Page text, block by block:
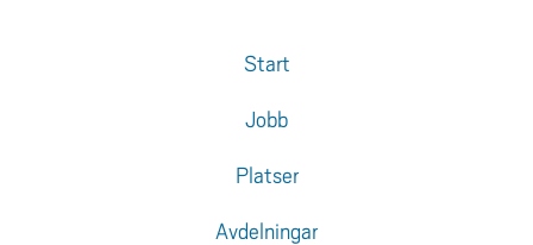
Start
Jobb
Platser
Avdelningar